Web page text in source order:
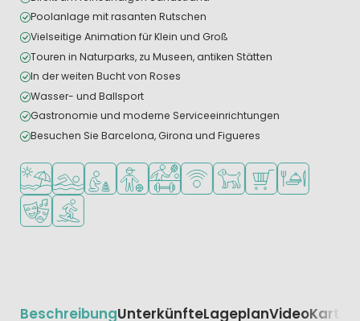
Poolanlage mit rasanten Rutschen
Vielseitige Animation für Klein und Groß
Touren in Naturparks, zu Museen, antiken Stätten
In der weiten Bucht von Roses
Wasser- und Ballsport
Gastronomie und moderne Serviceeinrichtungen
Besuchen Sie Barcelona, Girona und Figueres
Am Strand und Meer
FreibadEmpfohlen für kleine Kinder
Empfohlen für Teenager
Viele Sportmöglichkeiten
WLAN verfügbar
Haustiere erlaubt
Supermarkt/Laden
Restaurant
Animationsteam
Wassersportmöglichkeiten
BeschreibungUnterkünfteLageplanVideoKarte